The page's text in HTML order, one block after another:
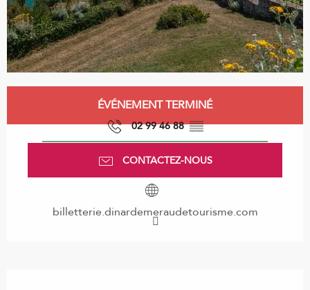
Ouverture et coordonnées
ÉVÉNEMENT TERMINÉ
02 99 46 88▒▒
CONTACTEZ-NOUS
billetterie.dinardemeraudetourisme.com